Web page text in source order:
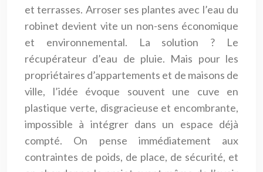
et terrasses. Arroser ses plantes avec l’eau du
robinet devient vite un non-sens économique
et environnemental. La solution ? Le
récupérateur d’eau de pluie. Mais pour les
propriétaires d’appartements et de maisons de
ville, l’idée évoque souvent une cuve en
plastique verte, disgracieuse et encombrante,
impossible à intégrer dans un espace déjà
compté. On pense immédiatement aux
contraintes de poids, de place, de sécurité, et